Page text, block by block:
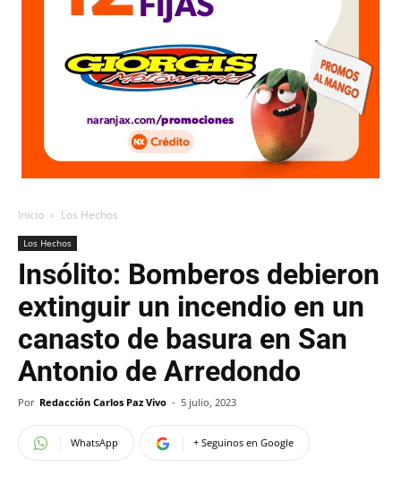
Inicio Los Hechos
Los Hechos
Insólito: Bomberos debieron
extinguir un incendio en un
canasto de basura en San
Antonio de Arredondo
Por Redacción Carlos Paz Vivo - 5 julio, 2023
WhatsApp + Seguinos en Google